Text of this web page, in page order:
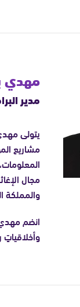
مهدي
مدير
يتولى
مشاريع
مجال
والمملكة
انضم